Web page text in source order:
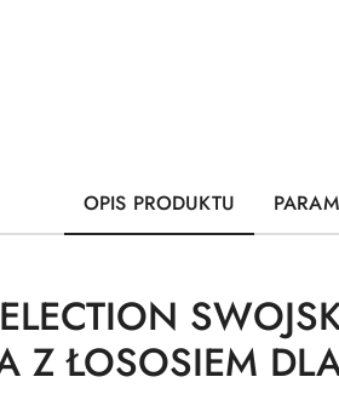
OPIS PRODUKTU
Z ŁOSOSIEM